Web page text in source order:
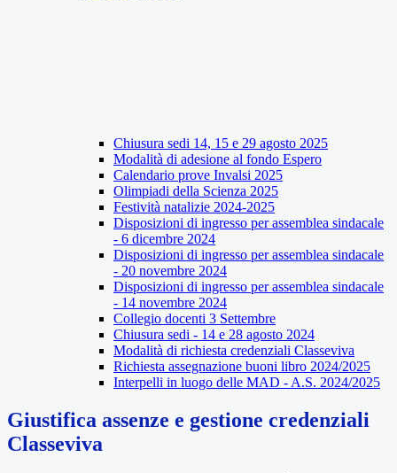
Chiusura sedi 14, 15 e 29 agosto 2025
Modalità di adesione al fondo Espero
Calendario prove Invalsi 2025
Olimpiadi della Scienza 2025
Festività natalizie 2024-2025
Disposizioni di ingresso per assemblea sindacale
- 6 dicembre 2024
Disposizioni di ingresso per assemblea sindacale
- 20 novembre 2024
Disposizioni di ingresso per assemblea sindacale
- 14 novembre 2024
Collegio docenti 3 Settembre
Chiusura sedi - 14 e 28 agosto 2024
Modalità di richiesta credenziali Classeviva
Richiesta assegnazione buoni libro 2024/2025
Interpelli in luogo delle MAD - A.S. 2024/2025
Giustifica assenze e gestione credenziali
Classeviva